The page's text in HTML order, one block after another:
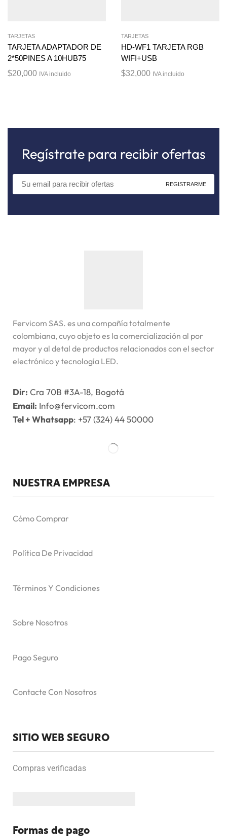
TARJETAS
TARJETA ADAPTADOR DE
2*50PINES A 10HUB75
$20,000 IVA incluido
TARJETAS
HD-WF1 TARJETA RGB
WIFI+USB
$32,000 IVA incluido
Regístrate para recibir ofertas
Fervicom SAS. es una compañía totalmente
colombiana, cuyo objeto es la comercialización al por
mayor y al detal de productos relacionados con el sector
electrónico y tecnología LED.
Dir: Cra 70B #3A-18, Bogotá
Email: Info@fervicom.com
Tel + Whatsapp: +57 (324) 44 50000
NUESTRA EMPRESA
Cómo Comprar
Política De Privacidad
Términos Y Condiciones
Sobre Nosotros
Pago Seguro
Contacte Con Nosotros
SITIO WEB SEGURO
Compras verificadas
Formas de pago